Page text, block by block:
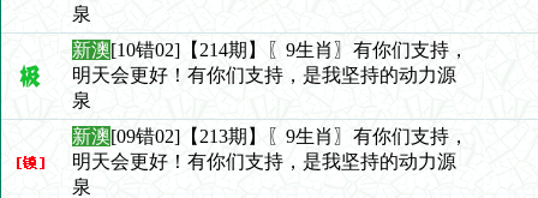
泉
新澳[10错02]【214期】〖9生肖〗有你们支持，
明天会更好！有你们支持，是我坚持的动力源
泉
新澳[09错02]【213期】〖9生肖〗有你们支持，
明天会更好！有你们支持，是我坚持的动力源
泉